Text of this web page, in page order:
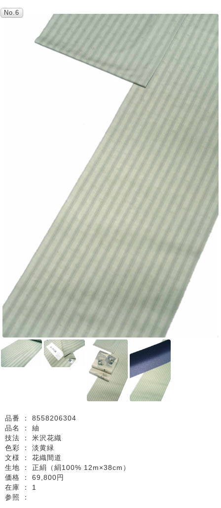
No.6
品番 ： 8558206304
品名 ： 紬
技法 ： 米沢花織
色彩 ： 淡黄緑
文様 ： 花織間道
生地 ： 正絹（絹100% 12m×38cm）
価格 ： 69,800円
在庫 ： 1
参照 ：